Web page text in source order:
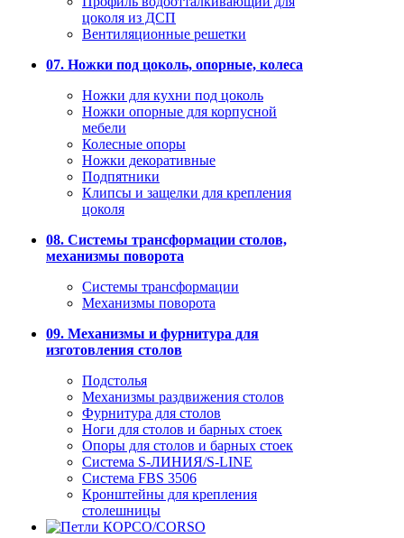
цоколя из ДСП
Вентиляционные решетки
07. Ножки под цоколь, опорные, колеса
Ножки для кухни под цоколь
Ножки опорные для корпусной
мебели
Колесные опоры
Ножки декоративные
Подпятники
Клипсы и защелки для крепления
цоколя
08. Системы трансформации столов,
механизмы поворота
Системы трансформации
Механизмы поворота
09. Механизмы и фурнитура для
изготовления столов
Подстолья
Механизмы раздвижения столов
Фурнитура для столов
Ноги для столов и барных стоек
Опоры для столов и барных стоек
Система S-ЛИНИЯ/S-LINE
Система FBS 3506
Кронштейны для крепления
столешницы